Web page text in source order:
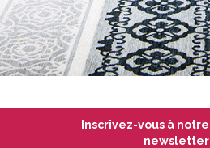
Inscrivez-vous à notre
newsletter